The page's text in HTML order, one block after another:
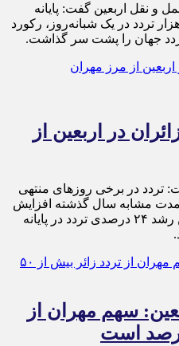
و نقل اربعین گفت: پایانه
سلیمانی مهران با ثبت ۲۶۶ هزار تردد در یک شبانه‌روز، رکورد
جهان را پشت سر گذاشت.
زائران در اربعین از
تردد در برخی روزهای منتهی
مدت مشابه سال گذشته افزایش
چشمگیری داشت و در روز اربعین رشد ۲۴ درصدی تردد در پایانه
سهم مهران از